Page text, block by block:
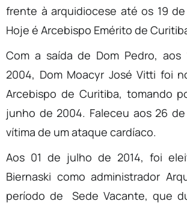
frente à arquidiocese até os 19
Hoje é Arcebispo Emérito de
Com a saída de Dom Pedro, aos
2004, Dom Moacyr José Vitti foi
Arcebispo de Curitiba, tomando
junho de 2004. Faleceu aos 26
vítima de um ataque cardíaco.
Aos 01 de julho de 2014, foi
Biernaski como administrador
período de Sede Vacante, que